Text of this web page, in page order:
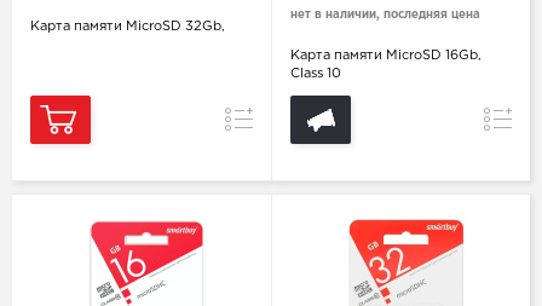
Карта памяти MicroSD 32Gb,
Сравнение
нет в наличии, последняя цена
Карта памяти MicroSD 16Gb,
Class 10